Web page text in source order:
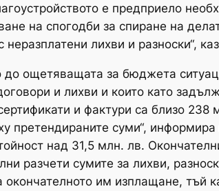
е предприело
на спогодби за спиране на
лихви и разноски“,
ощетяващата за бюджета
и лихви и които като
и фактури са близо
претендираните суми“,
над 31,5 млн. лв.
разчети сумите за лихви,
им изплащане, тъй